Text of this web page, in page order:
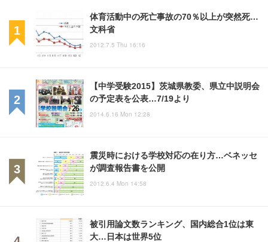
体育活動中の死亡事故の70％以上が突然死…
文科省
2012.7.5 Thu 16:16
【中学受験2015】茨城県教委、県立中説明会
の予定表を公表…7/19より
2014.6.16 Mon 12:28
震災時における学校対応の在り方…ベネッセ
が調査報告書を公開
2012.6.4 Mon 14:58
被引用論文数ランキング、国内総合1位は東
大…日本は世界5位